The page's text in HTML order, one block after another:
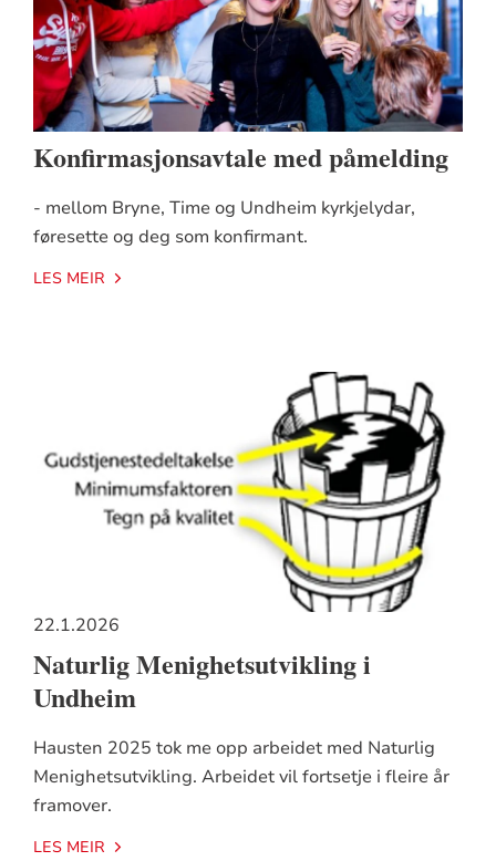
Konfirmasjonsavtale med påmelding
- mellom Bryne, Time og Undheim kyrkjelydar,
føresette og deg som konfirmant.
LES MEIR
22.1.2026
Naturlig Menighetsutvikling i
Undheim
Hausten 2025 tok me opp arbeidet med Naturlig
Menighetsutvikling. Arbeidet vil fortsetje i fleire år
framover.
LES MEIR